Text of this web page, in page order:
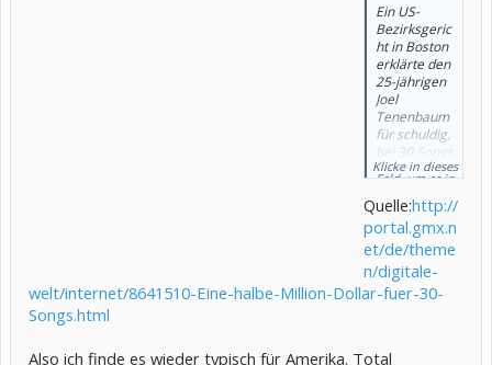
Ein US-
Bezirksgeric
ht in Boston
erklärte den
25-jährigen
Joel
Tenenbaum
für schuldig,
bei 30 Songs
absichtlich
Urheberrec
ht verletzt
zu haben,
wie die
Zeitung
"Boston
Klicke in dieses
Feld, um es in
Größe
anzuzeigen.
Quelle:http://
portal.gmx.n
et/de/theme
n/digitale-
welt/internet/8641510-Eine-halbe-Million-Dollar-fuer-30-
Songs.html
Also ich finde es wieder typisch für Amerika. Total